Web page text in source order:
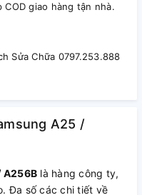
giao hàng tận nhà.
Sửa Chữa 0797.253.888
A25 /
A256B là hàng công ty,
Đa số các chi tiết về